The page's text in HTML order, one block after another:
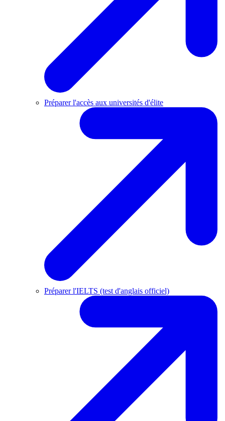
Préparer l'accès aux universités d'élite
Préparer l'IELTS (test d'anglais officiel)